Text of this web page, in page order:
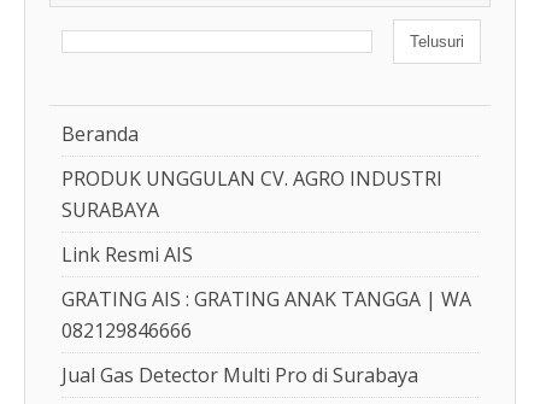
Beranda
PRODUK UNGGULAN CV. AGRO INDUSTRI
SURABAYA
Link Resmi AIS
GRATING AIS : GRATING ANAK TANGGA | WA
082129846666
Jual Gas Detector Multi Pro di Surabaya